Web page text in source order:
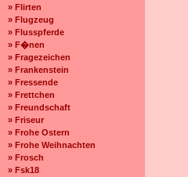
» Flirten
» Flugzeug
» Flusspferde
» F�nen
» Fragezeichen
» Frankenstein
» Fressende
» Frettchen
» Freundschaft
» Friseur
» Frohe Ostern
» Frohe Weihnachten
» Frosch
» Fsk18